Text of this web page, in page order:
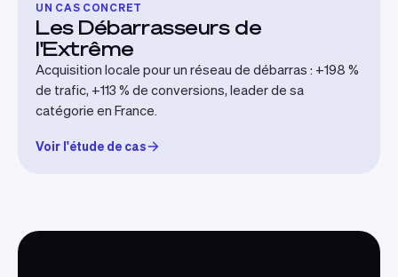
UN CAS CONCRET
Les Débarrasseurs de
l'Extrême
Acquisition locale pour un réseau de débarras : +198 %
de trafic, +113 % de conversions, leader de sa
catégorie en France.
Voir l'étude de cas